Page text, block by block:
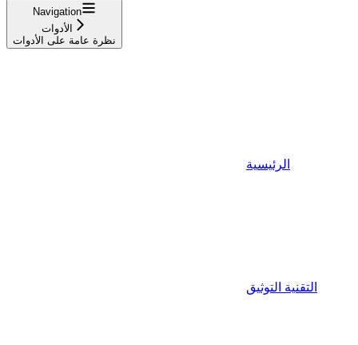
Navigation
الأدوات
نظرة عامة على الأدوات
الرئيسية
التقنية التوثيق